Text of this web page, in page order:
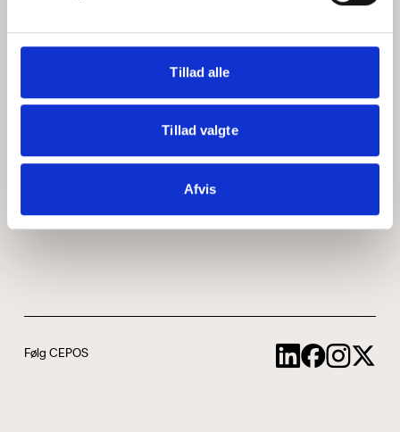
Tillad alle
Tillad valgte
Afvis
Medarbejdere
ABCepos
Podcast
Følg CEPOS